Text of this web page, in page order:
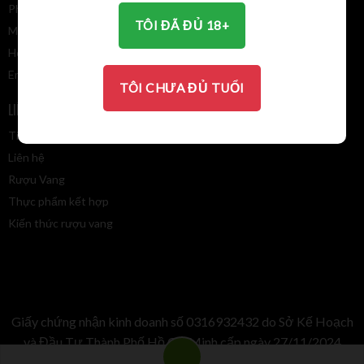
Phường Phước Long, Tp. HCM
MST: 031 693 2432
Hotline: 0913 110 385
Email:
LIÊN KẾT NHANH
Tin tức
Liên hệ
Rượu Vang
Thực phẩm kết hợp
Kiến thức rượu vang
BẢN ĐỒ
Giấy chứng nhận kinh doanh số 0316932432 do Sở Kế Hoạch
và Đầu Tư Thành Phố Hồ Chí Minh cấp ngày 27/11/2024
TÔI ĐÃ ĐỦ 18+
TÔI CHƯA ĐỦ TUỔI